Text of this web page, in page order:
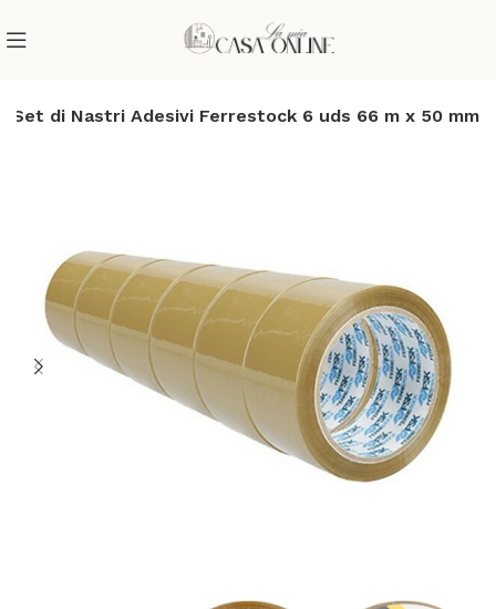
Set di Nastri Adesivi Ferrestock 6 uds 66 m x 50 mm